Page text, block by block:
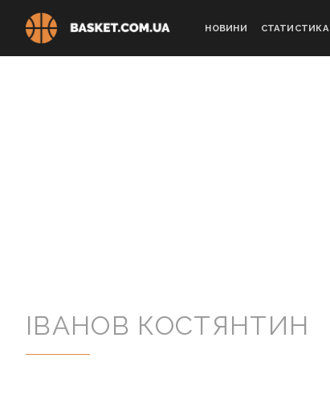
НОВИНИ СТАТИСТИКА
ІВАНОВ КОСТЯНТИН